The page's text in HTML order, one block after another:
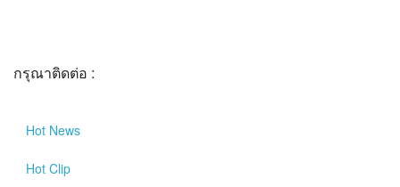
กรุณาติดต่อ :
Hot News
Hot Clip